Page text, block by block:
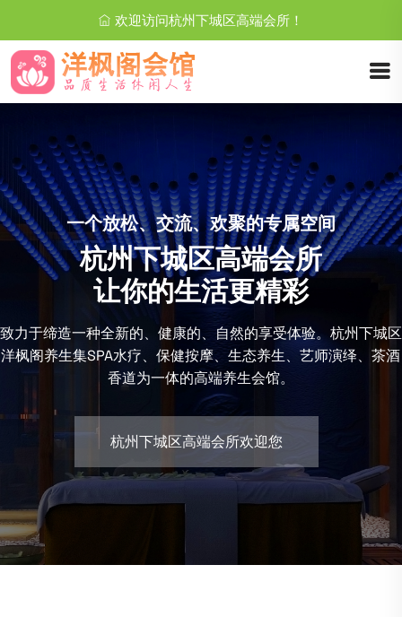
欢迎访问杭州下城区高端会所！
流、欢聚的专属空间
区高端会所
生活更精彩
康的、自然的享受体验。杭州下城区
健按摩、生态养生、艺师演绎、茶酒
体的高端养生会馆。
区高端会所欢迎您
使您在都市
致力于现代高端休闲
其环境优雅，温馨舒
的日式文化艺术格调